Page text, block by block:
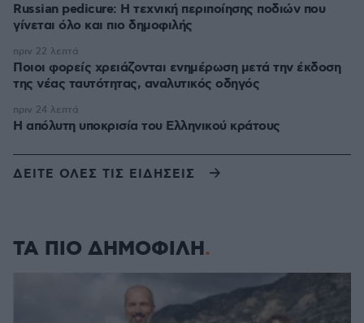
Russian pedicure: Η τεχνική περιποίησης ποδιών που
γίνεται όλο και πιο δημοφιλής
Ποιοι φορείς χρειάζονται ενημέρωση μετά την έκδοση
της νέας ταυτότητας, αναλυτικός οδηγός
πριν 22 λεπτά
Η απόλυτη υποκρισία του Ελληνικού κράτους
πριν 24 λεπτά
ΔΕΙΤΕ ΟΛΕΣ ΤΙΣ ΕΙΔΗΣΕΙΣ
ΤΑ ΠΙΟ ΔΗΜΟΦΙΛΗ